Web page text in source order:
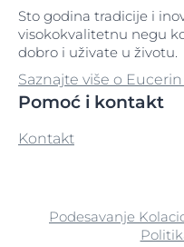
Sto godina tradicije i
visokokvalitetnu negu
dobro i uživate u životu.
Saznajte više o
Pomoć i kontakt
Kontakt
Podesavanje